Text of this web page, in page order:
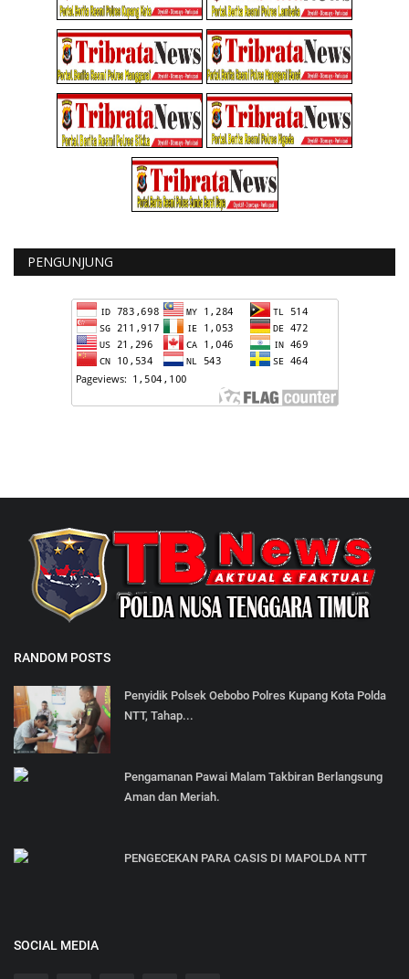
PENGUNJUNG
RANDOM POSTS
Penyidik Polsek Oebobo Polres Kupang Kota Polda
NTT, Tahap...
Pengamanan Pawai Malam Takbiran Berlangsung
Aman dan Meriah.
PENGECEKAN PARA CASIS DI MAPOLDA NTT
SOCIAL MEDIA